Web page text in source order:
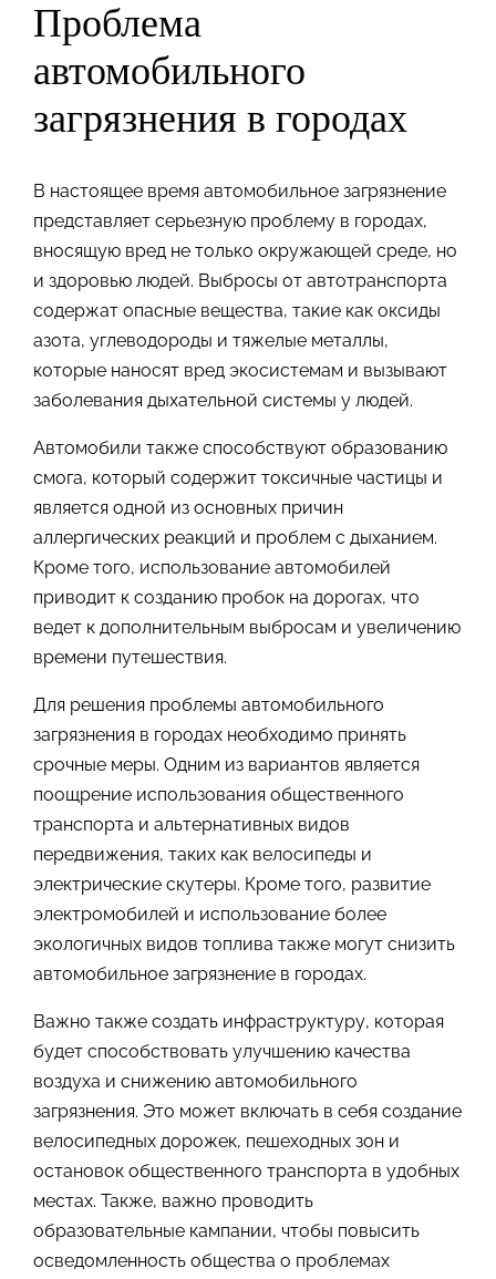
Проблема
автомобильного
загрязнения в городах
В настоящее время автомобильное загрязнение
представляет серьезную проблему в городах,
вносящую вред не только окружающей среде, но
и здоровью людей. Выбросы от автотранспорта
содержат опасные вещества, такие как оксиды
азота, углеводороды и тяжелые металлы,
которые наносят вред экосистемам и вызывают
заболевания дыхательной системы у людей.
Автомобили также способствуют образованию
смога, который содержит токсичные частицы и
является одной из основных причин
аллергических реакций и проблем с дыханием.
Кроме того, использование автомобилей
приводит к созданию пробок на дорогах, что
ведет к дополнительным выбросам и увеличению
времени путешествия.
Для решения проблемы автомобильного
загрязнения в городах необходимо принять
срочные меры. Одним из вариантов является
поощрение использования общественного
транспорта и альтернативных видов
передвижения, таких как велосипеды и
электрические скутеры. Кроме того, развитие
электромобилей и использование более
экологичных видов топлива также могут снизить
автомобильное загрязнение в городах.
Важно также создать инфраструктуру, которая
будет способствовать улучшению качества
воздуха и снижению автомобильного
загрязнения. Это может включать в себя создание
велосипедных дорожек, пешеходных зон и
остановок общественного транспорта в удобных
местах. Также, важно проводить
образовательные кампании, чтобы повысить
осведомленность общества о проблемах